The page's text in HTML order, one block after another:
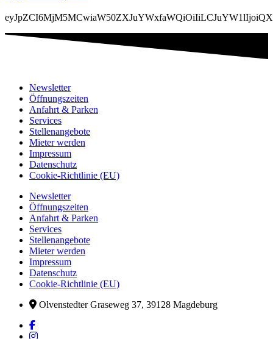
Newsletter
Öffnungszeiten
Anfahrt & Parken
Services
Stellenangebote
Mieter werden
Impressum
Datenschutz
Cookie-Richtlinie (EU)
Newsletter
Öffnungszeiten
Anfahrt & Parken
Services
Stellenangebote
Mieter werden
Impressum
Datenschutz
Cookie-Richtlinie (EU)
Olvenstedter Graseweg 37, 39128 Magdeburg